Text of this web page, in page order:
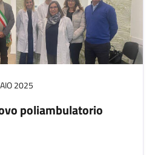
2025
poliambulatorio